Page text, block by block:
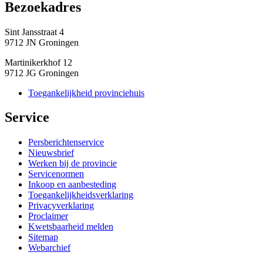
Bezoekadres
Sint Jansstraat 4
9712 JN Groningen
Martinikerkhof 12
9712 JG Groningen
Toegankelijkheid provinciehuis
Service
Persberichtenservice
Nieuwsbrief
Werken bij de provincie
Servicenormen
Inkoop en aanbesteding
Toegankelijkheidsverklaring
Privacyverklaring
Proclaimer
Kwetsbaarheid melden
Sitemap
Webarchief